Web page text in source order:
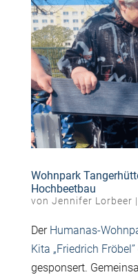
Wohnpark
Hochbeetbau
von Jennifer Lorbeer |
Der Humanas-
Kita „Friedrich Fröbel”
gesponsert.